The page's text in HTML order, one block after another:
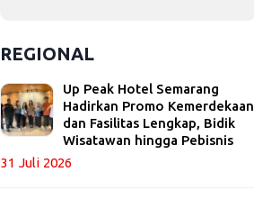
REGIONAL
Up Peak Hotel Semarang
Hadirkan Promo Kemerdekaan
dan Fasilitas Lengkap, Bidik
Wisatawan hingga Pebisnis
31 Juli 2026